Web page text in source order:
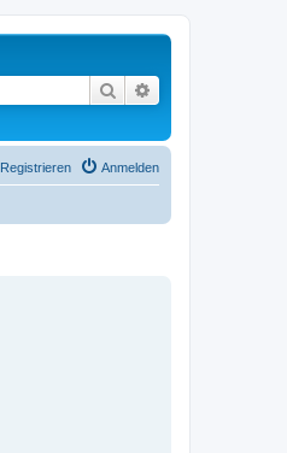
Suche
Anmelden
Registrieren